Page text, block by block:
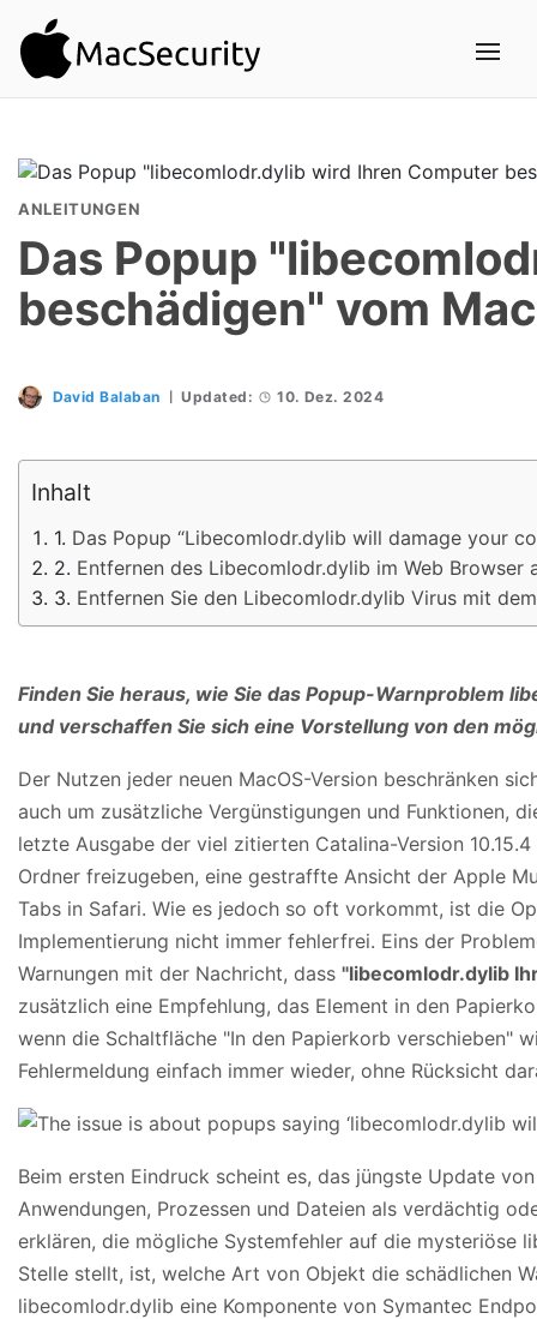
ANLEITUNGEN
Das Popup
beschädigen" vom
David Balaban Updated: 10. Dez. 2024
Inhalt
Das Popup “Libecomlodr.dylib will damage your
Entfernen des Libecomlodr.dylib im Web Browser
Entfernen Sie den Libecomlodr.dylib Virus mit
Finden Sie heraus, wie Sie das Popup-Warnproblem
und verschaffen Sie sich eine Vorstellung von den
Der Nutzen jeder neuen MacOS-Version beschränken
auch um zusätzliche Vergünstigungen und Funktionen,
letzte Ausgabe der viel zitierten Catalina-Version
Ordner freizugeben, eine gestraffte Ansicht der Apple
Tabs in Safari. Wie es jedoch so oft vorkommt, ist die
Implementierung nicht immer fehlerfrei. Eins der
Warnungen mit der Nachricht, dass "libecomlodr.dylib
zusätzlich eine Empfehlung, das Element in den
wenn die Schaltfläche "In den Papierkorb verschieben"
Fehlermeldung einfach immer wieder, ohne Rücksicht
Beim ersten Eindruck scheint es, das jüngste Update
Anwendungen, Prozessen und Dateien als verdächtig
erklären, die mögliche Systemfehler auf die mysteriöse
Stelle stellt, ist, welche Art von Objekt die schädlichen
libecomlodr.dylib eine Komponente von Symantec